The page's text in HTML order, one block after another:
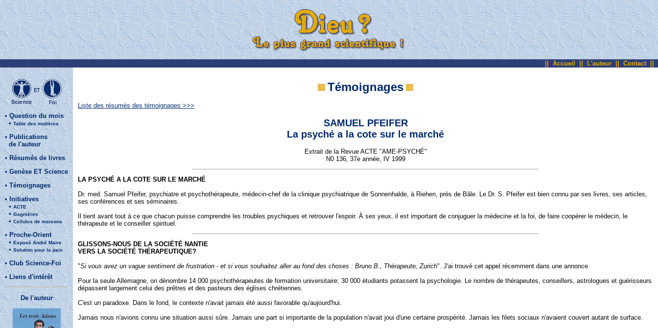
||Accueil||L'auteur||Contact||
•Question du mois
•Table des matières
• Publications
de l'auteur
• Résumés de livres
•Genèse ET Science
• Témoignages
• Initiatives
• ACTE
•Gagnières
•Cellules de maisons
• Proche-Orient
• Exposé André Maire
•Solution pour la paix
•Club Science-Foi
• Liens d'intérêt
De l'auteur
Témoignages
Liste des résumés des témoignages >>>
SAMUEL PFEIFER
La psyché a la cote sur le marché
Extrait de la Revue ACTE "AME-PSYCHÉ"
N0 136, 37e année, IV 1999
LA PSYCHÉ A LA COTE SUR LE MARCHÉ
Dr. med. Samuel Pfeifer, psychiatre et psychothérapeute, médecin-chef de la clinique psychiatrique de Sonnenhalde, à Riehen, près de Bâle. Le Dr. S. Pfeifer est bien connu par ses livres, ses articles,
ses conférences et ses séminaires.
Il tient avant tout à ce que chacun puisse comprendre les troubles psychiques et retrouver l'espoir. À ses yeux, il est important de conjuguer la médecine et la foi, de faire coopérer le médecin, le
thérapeute et le conseiller spirituel.
GLISSONS-NOUS DE LA SOCIÉTÉ NANTIE
VERS LA SOCIÉTÉ THÉRAPEUTIQUE?
"Si vous avez un vague sentiment de frustration - et si vous souhaitez aller au fond des choses : Bruno B., Thérapeute, Zurich". J'ai trouvé cet appel récemment dans une annonce.
Pour la seule Allemagne, on dénombre 14 000 psychothérapeutes de formation universitaire; 30 000 étudiants potassent la psychologie. Le nombre de thérapeutes, conseillers, astrologues et guérisseurs
dépassent largement celui des prêtres et des pasteurs des églises chrétiennes.
C'est un paradoxe. Dans le fond, le contexte n'avait jamais été aussi favorable qu'aujourd'hui.
Jamais nous n'avions connu une situation aussi sûre. Jamais une part si importante de la population n'avait joui d'une certaine prospérité. Jamais les filets sociaux n'avaient couvert autant de surface.